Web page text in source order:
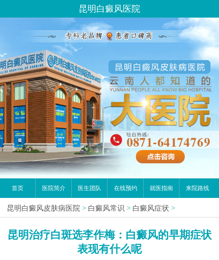
昆明白癜风医院
首页 医院简介 医生团队 在线预约 就医指南 来院路线
昆明白癜风皮肤病医院 > 白癜风常识 > 白癜风症状 >
昆明治疗白斑选李作梅：白癜风的早期症状
表现有什么呢